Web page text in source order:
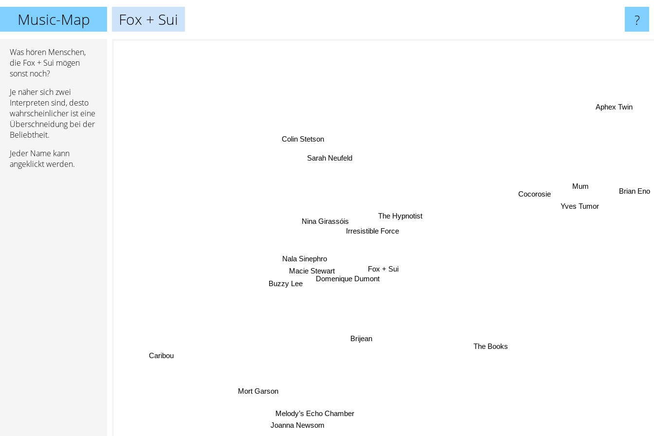
Music-Map Fox + Sui ?
Was hören Menschen,
die Fox + Sui mögen
sonst noch?
Je näher sich zwei
Interpreten sind, desto
wahrscheinlicher ist eine
Überschneidung bei der
Beliebtheit.
Jeder Name kann
angeklickt werden.
Fox + Sui
Domenique Dumont
Irresistible Force
The Hypnotist
Nina Girassóis
Macie Stewart
Nala Sinephro
Brijean
Sarah Neufeld
Colin Stetson
Mort Garson
Melody’s Echo Chamber
The Books
Yves Tumor
Mum
Caribou
Brian Eno
Aphex Twin